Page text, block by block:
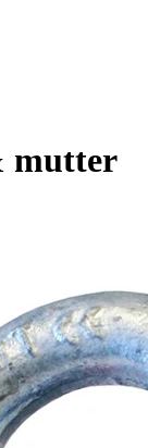
mutter